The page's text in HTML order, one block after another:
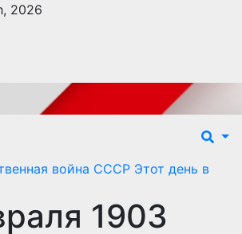
2026
война СССР Этот день в
1903